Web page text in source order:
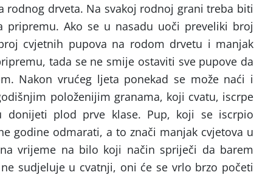
rodnog drveta. Na svakoj rodnoj grani treba biti
pripremu. Ako se u nasadu uoči preveliki broj
cvjetnih pupova na rodom drvetu i manjak
tada se ne smije ostaviti sve pupove da
Nakon vrućeg ljeta ponekad se može naći i
položenijim granama, koji cvatu, iscrpe
plod prve klase. Pup, koji se iscrpio
godine odmarati, a to znači manjak cvjetova u
vrijeme na bilo koji način spriječi da barem
sudjeluje u cvatnji, oni će se vrlo brzo početi